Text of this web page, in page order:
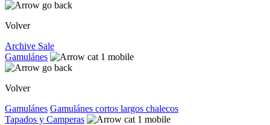
Volver
Archive Sale
Gamulánes
Volver
Gamulánes Gamulánes cortos largos chalecos
Tapados y Camperas